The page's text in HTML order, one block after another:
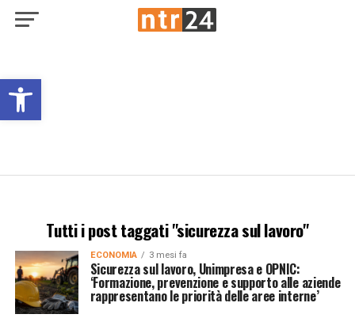
Open toolbar
Tutti i post taggati "sicurezza sul lavoro"
ECONOMIA 3 mesi fa
Sicurezza sul lavoro, Unimpresa e OPNIC:
‘Formazione, prevenzione e supporto alle aziende
rappresentano le priorità delle aree interne’